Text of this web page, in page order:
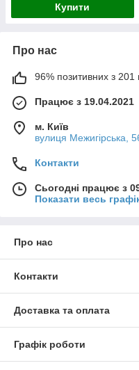
Купити
Про нас
96% позитивних з 201
Працює з 19.04.2021
м. Київ
вулиця Межигірська,
Контакти
Сьогодні працює з
Показати весь
Про нас
Контакти
Доставка та оплата
Графік роботи